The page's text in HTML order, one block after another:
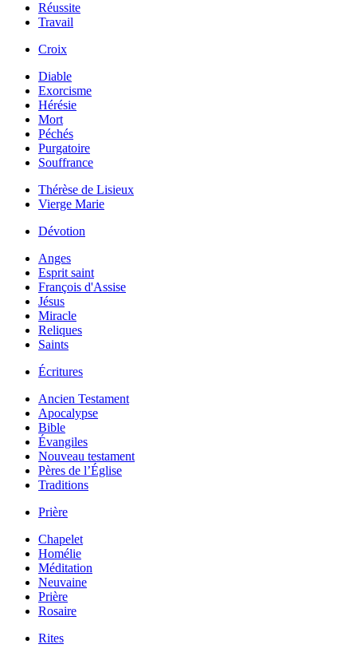
Réussite
Travail
Croix
Diable
Exorcisme
Hérésie
Mort
Péchés
Purgatoire
Souffrance
Thérèse de Lisieux
Vierge Marie
Dévotion
Anges
Esprit saint
François d'Assise
Jésus
Miracle
Reliques
Saints
Écritures
Ancien Testament
Apocalypse
Bible
Évangiles
Nouveau testament
Pères de l’Église
Traditions
Prière
Chapelet
Homélie
Méditation
Neuvaine
Prière
Rosaire
Rites